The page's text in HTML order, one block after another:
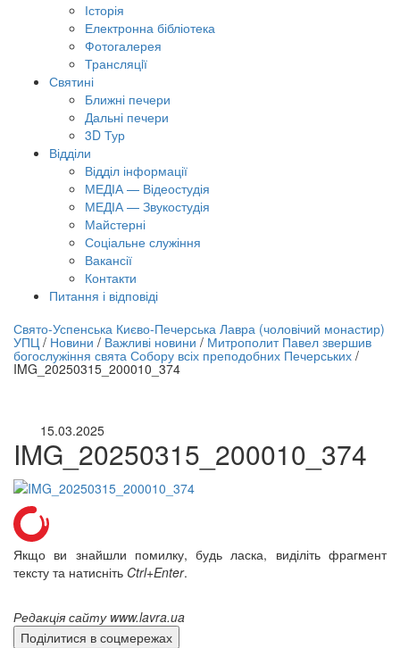
Історія
Електронна бібліотека
Фотогалерея
Трансляцiї
Святині
Ближні печери
Дальні печери
3D Тур
Відділи
Відділ інформації
МЕДІА — Відеостудія
МЕДІА — Звукостудія
Майстерні
Соціальне служіння
Вакансії
Контакти
Питання і відповіді
трансляція |
12 вересня
трансляції
Свято-Успенська Києво-Печерська Лавра (чоловічий монастир)
УПЦ / Новини / Важливі новини / Митрополит Павел звершив
богослужіння свята Собору всіх преподобних Печерських /
IMG_20250315_200010_374
15.03.2025
IMG_20250315_200010_374
Якщо ви знайшли помилку, будь ласка, виділіть фрагмент
тексту та натисніть Ctrl+Enter.
Редакція сайту www.lavra.ua
Поділитися в соцмережах